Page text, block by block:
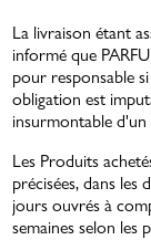
La livraison étant
informé que
pour responsable
obligation est
insurmontable
Les Produits
précisées, dans les
jours ouvrés à
semaines selon les